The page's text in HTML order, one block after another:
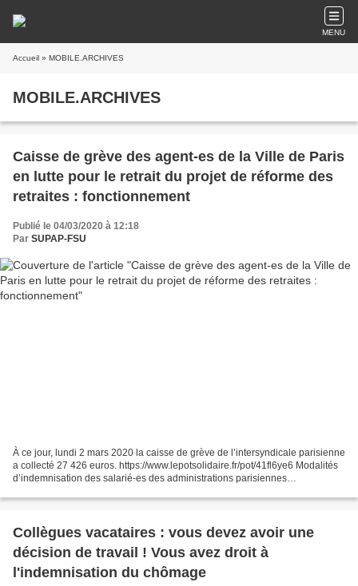
MENU
Accueil » MOBILE.ARCHIVES
MOBILE.ARCHIVES
Caisse de grève des agent-es de la Ville de Paris
en lutte pour le retrait du projet de réforme des
retraites : fonctionnement
Publié le 04/03/2020 à 12:18
Par SUPAP-FSU
À ce jour, lundi 2 mars 2020 la caisse de grève de l’intersyndicale parisienne
a collecté 27 426 euros. https://www.lepotsolidaire.fr/pot/41fl6ye6 Modalités
d’indemnisation des salarié-es des administrations parisiennes
Collègues vacataires : vous devez avoir une
décision de travail ! Vous avez droit à
l'indemnisation du chômage